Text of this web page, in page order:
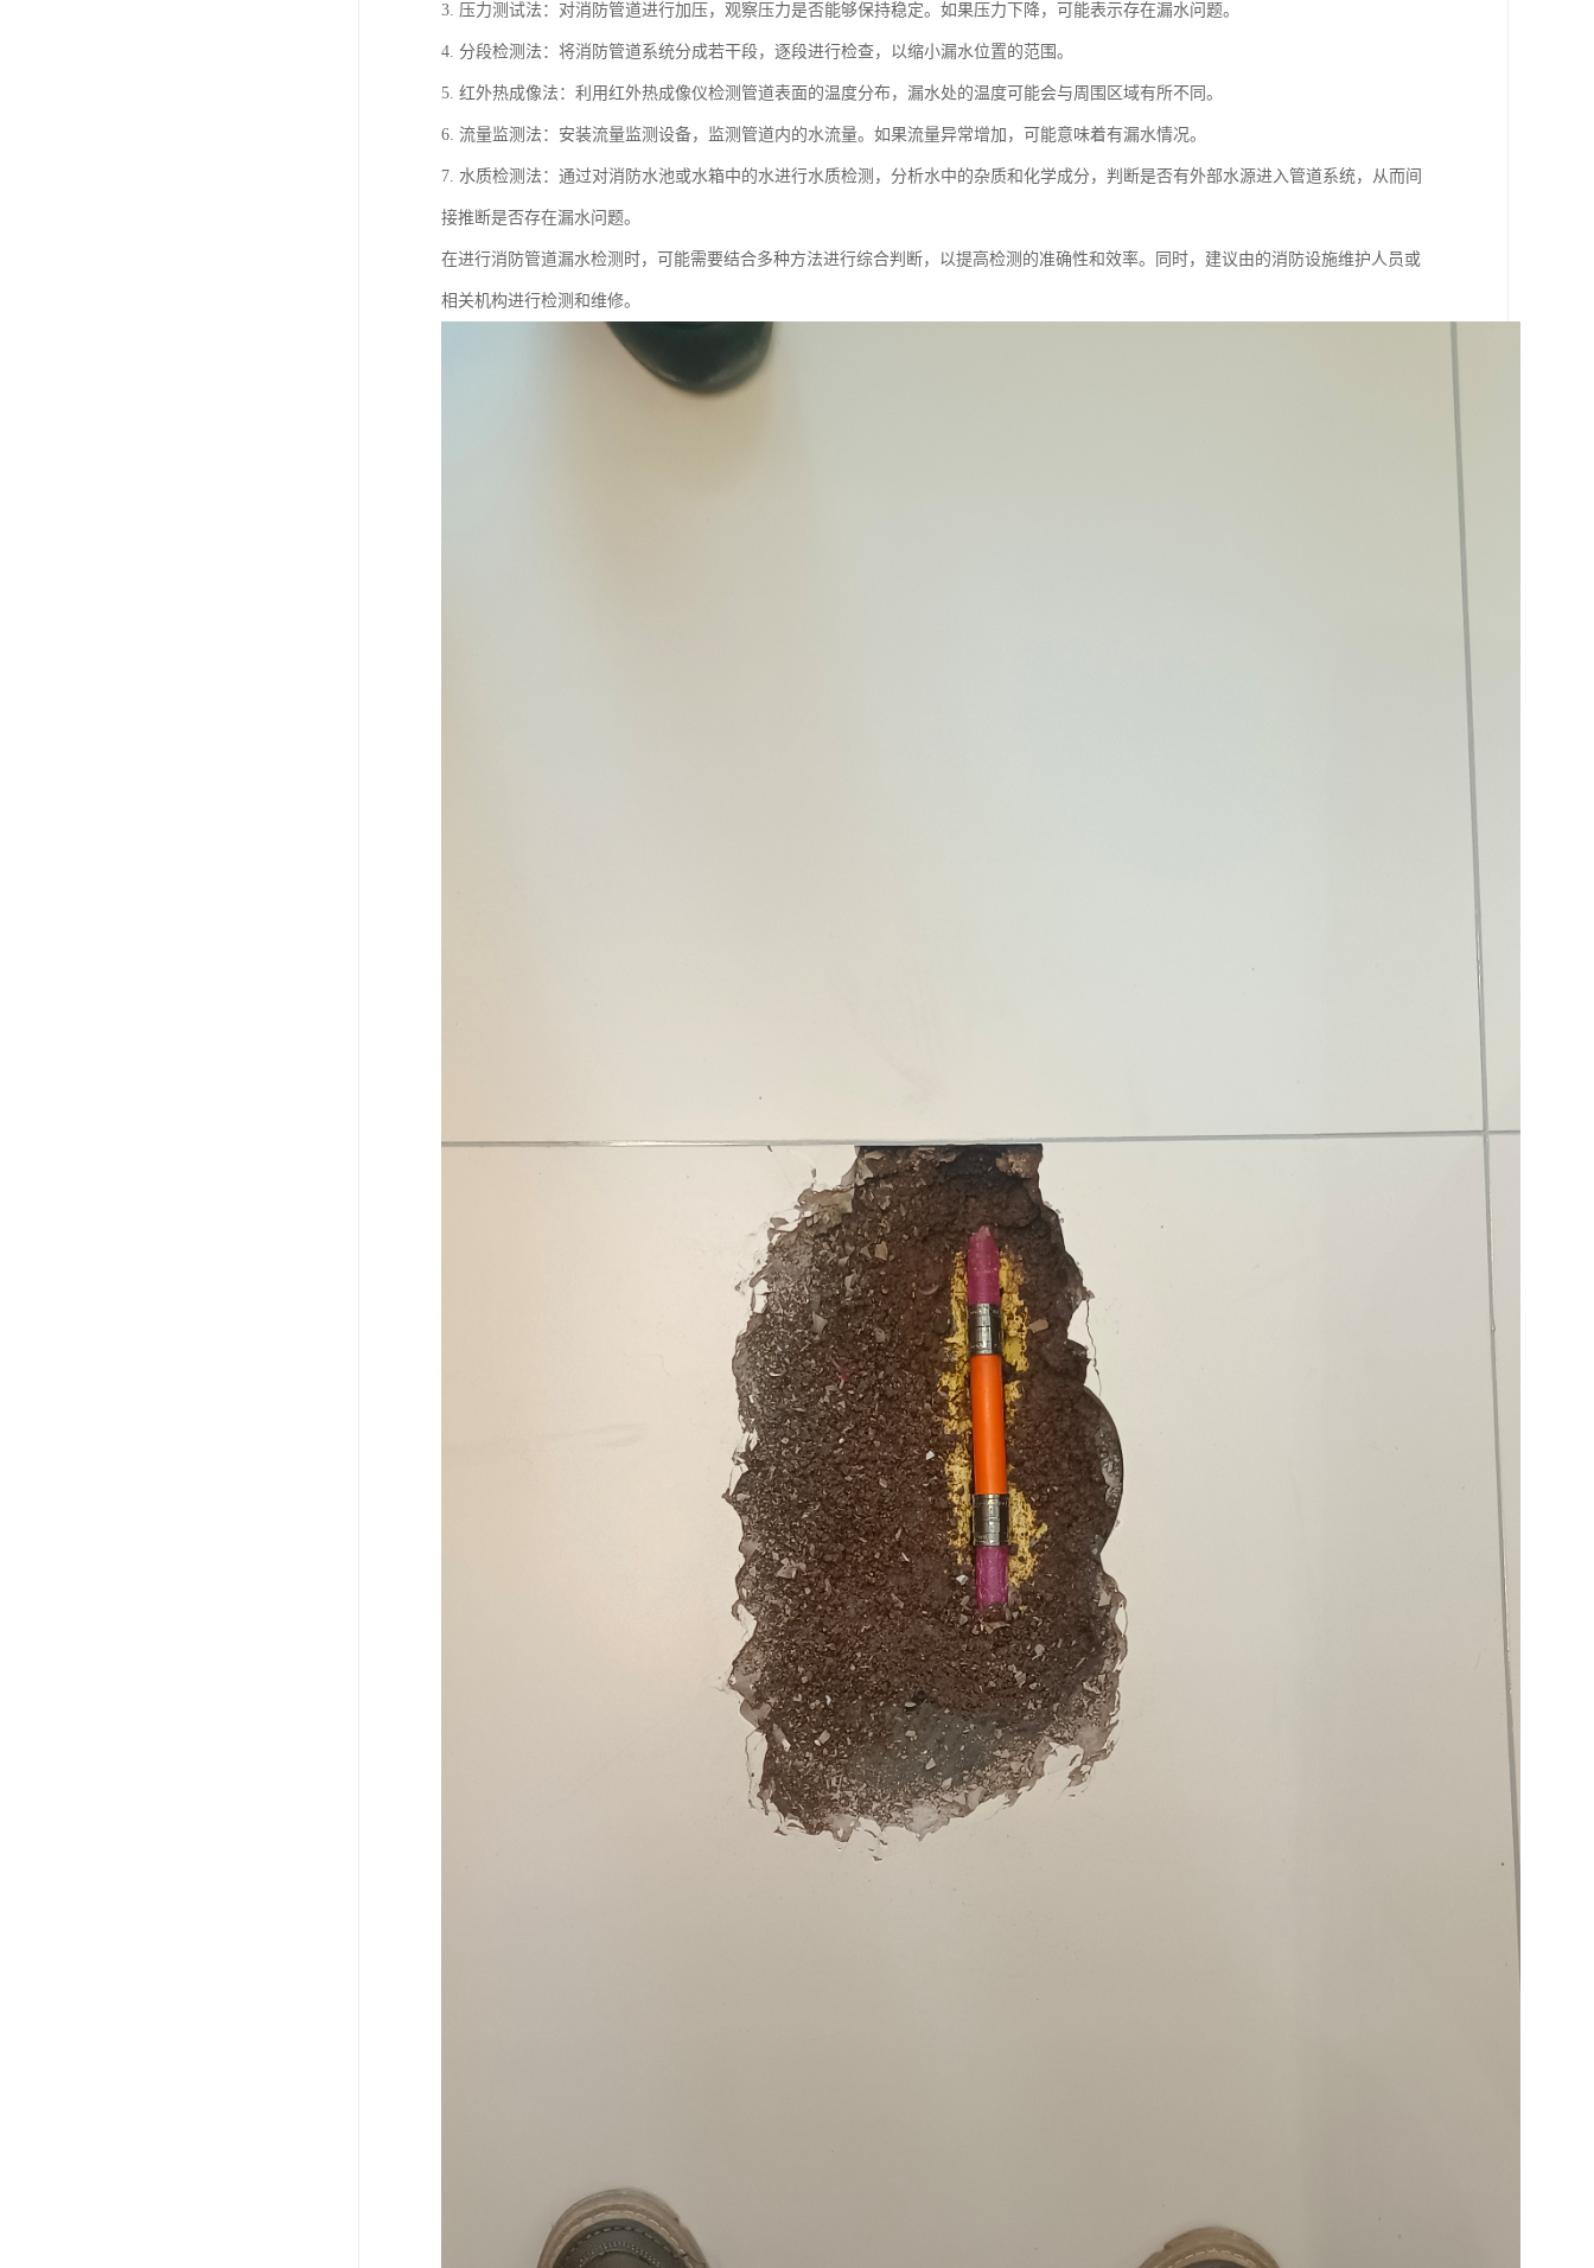
3. 压力测试法：对消防管道进行加压，观察压力是否能够保持稳定。如果压力下降，可能表示存在漏水问题。
4. 分段检测法：将消防管道系统分成若干段，逐段进行检查，以缩小漏水位置的范围。
5. 红外热成像法：利用红外热成像仪检测管道表面的温度分布，漏水处的温度可能会与周围区域有所不同。
6. 流量监测法：安装流量监测设备，监测管道内的水流量。如果流量异常增加，可能意味着有漏水情况。
7. 水质检测法：通过对消防水池或水箱中的水进行水质检测，分析水中的杂质和化学成分，判断是否有外部水源进入管道系统，从而间
接推断是否存在漏水问题。
在进行消防管道漏水检测时，可能需要结合多种方法进行综合判断，以提高检测的准确性和效率。同时，建议由的消防设施维护人员或
相关机构进行检测和维修。